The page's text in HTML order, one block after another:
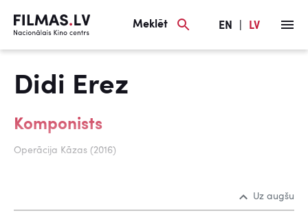
Meklēt EN LV
Didi Erez
Komponists
Operācija Kāzas (2016)
Uz augšu